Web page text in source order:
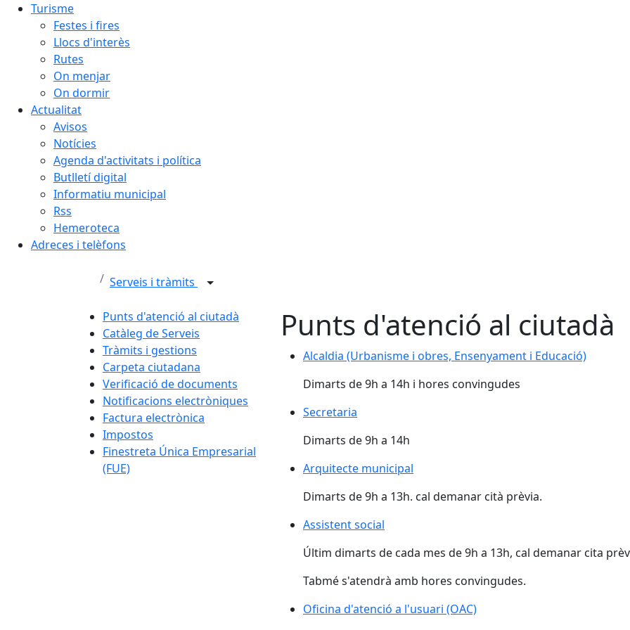
Turisme
Festes i fires
Llocs d'interès
Rutes
On menjar
On dormir
Actualitat
Avisos
Notícies
Agenda d'activitats i política
Butlletí digital
Informatiu municipal
Rss
Hemeroteca
Adreces i telèfons
Serveis i tràmits
Punts d'atenció al ciutadà
Catàleg de Serveis
Tràmits i gestions
Carpeta ciutadana
Verificació de documents
Notificacions electròniques
Factura electrònica
Impostos
Finestreta Única Empresarial
(FUE)
Punts d'atenció al ciutadà
Alcaldia (Urbanisme i obres, Ensenyament i Educació)
Dimarts de 9h a 14h i hores convingudes
Secretaria
Dimarts de 9h a 14h
Arquitecte municipal
Dimarts de 9h a 13h. cal demanar cità prèvia.
Assistent social
Últim dimarts de cada mes de 9h a 13h, cal demanar cita
Tabmé s'atendrà amb hores convingudes.
Oficina d'atenció a l'usuari (OAC)